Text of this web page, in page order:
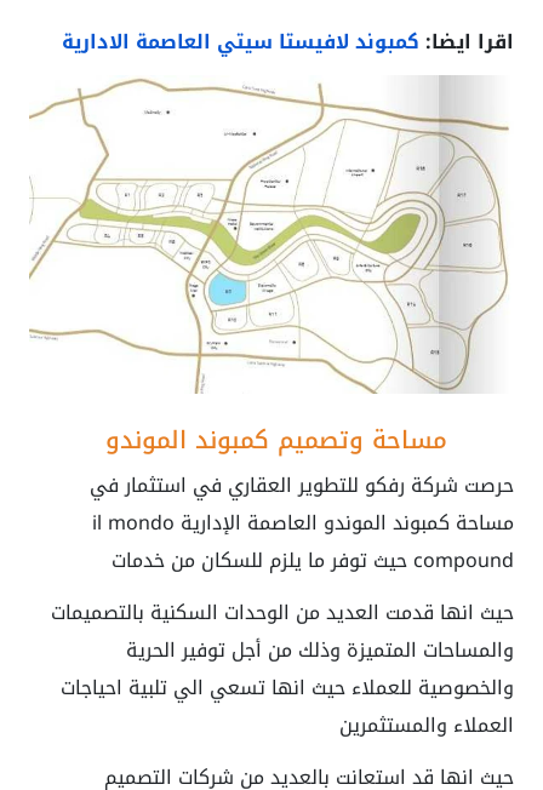
اقرا ايضا: كمبوند لافيستا سيتي العاصمة الادارية
مساحة وتصميم كمبوند الموندو
حرصت شركة رفكو للتطوير العقاري في استثمار في
مساحة كمبوند الموندو العاصمة الإدارية il mondo
compoundحيث توفر ما يلزم للسكان من خدمات
حيث انها قدمت العديد من الوحدات السكنية بالتصميمات
والمساحات المتميزة وذلك من أجل توفير الحرية
والخصوصية للعملاء حيث انها تسعي الي تلبية احياجات
العملاء والمستثمرين
حيث انها قد استعانت بالعديد من شركات التصميم